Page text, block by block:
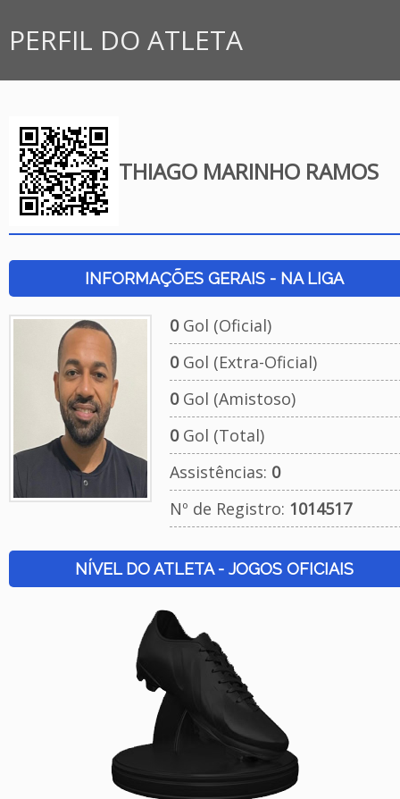
PERFIL DO ATLETA
THIAGO MARINHO RAMOS
INFORMAÇÕES GERAIS - NA LIGA
0Gol (Oficial)
0Gol (Extra-Oficial)
0Gol (Amistoso)
0Gol (Total)
Assistências: 0
Nº de Registro: 1014517
NÍVEL DO ATLETA - JOGOS OFICIAIS